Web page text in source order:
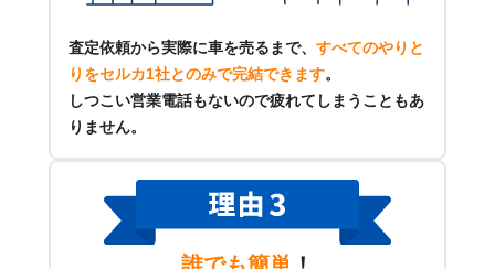
査定依頼から実際に車を売るまで、 すべてのやりと
りをセルカ1社とのみで完結できます。
しつこい営業電話もないので疲れてしまうこともあ
りません。